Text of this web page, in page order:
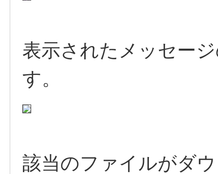
表示されたメッセー
す。
該当のファイルがダ